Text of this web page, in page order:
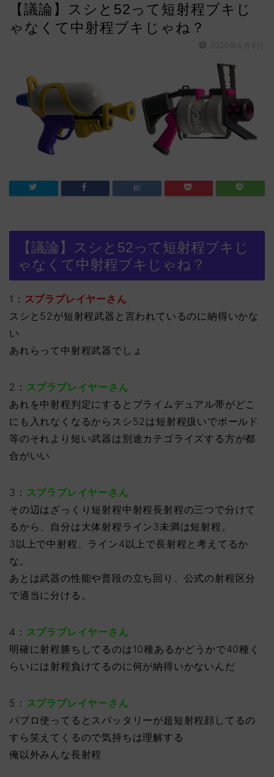
【議論】スシと52って短射程ブキじ
ゃなくて中射程ブキじゃね？
【議論】スシと52って短射程ブキじ
ゃなくて中射程ブキじゃね？
1： スプラプレイヤーさん
スシと52が短射程武器と言われているのに納得いかな
い
あれらって中射程武器でしょ
2： スプラプレイヤーさん
あれを中射程判定にするとプライムデュアル帯がどこ
にも入れなくなるからスシ52は短射程扱いでボールド
等のそれより短い武器は別途カテゴライズする方が都
合がいい
3： スプラプレイヤーさん
その辺はざっくり短射程中射程長射程の三つで分けて
るから、自分は大体射程ライン3未満は短射程。
3以上で中射程、ライン4以上で長射程と考えてるか
な。
あとは武器の性能や普段の立ち回り、公式の射程区分
で適当に分ける。
4： スプラプレイヤーさん
明確に射程勝ちしてるのは10種あるかどうかで40種く
らいには射程負けてるのに何が納得いかないんだ
5： スプラプレイヤーさん
パブロ使ってるとスパッタリーが超短射程顔してるの
すら笑えてくるので気持ちは理解する
俺以外みんな長射程